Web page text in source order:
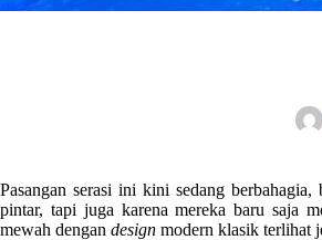
Pasangan serasi ini kini sedang
pintar, tapi juga karena mereka baru saja
mewah dengan design modern klasik terlihat